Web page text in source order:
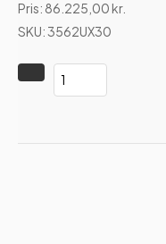
Pris: 86.225,00 kr.
SKU: 3562UX30